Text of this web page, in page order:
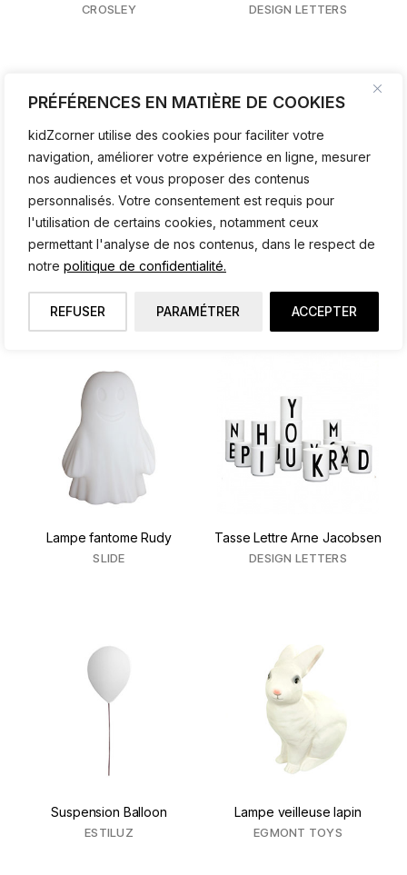
PRÉFÉRENCES EN MATIÈRE DE COOKIES
kidZcorner utilise des cookies pour faciliter votre
navigation, améliorer votre expérience en ligne, mesurer
nos audiences et vous proposer des contenus
personnalisés. Votre consentement est requis pour
l'utilisation de certains cookies, notamment ceux
permettant l'analyse de nos contenus, dans le respect de
notre politique de confidentialité.
PARAMÉTRER
REFUSER ACCEPTER
CROSLEY DESIGN LETTERS
Nuage Néon jaune
Lampe fantome Rudy
SLIDE
Tasse Lettre Arne Jacobsen
DESIGN LETTERS
Suspension Balloon
ESTILUZ
Lampe veilleuse lapin
EGMONT TOYS